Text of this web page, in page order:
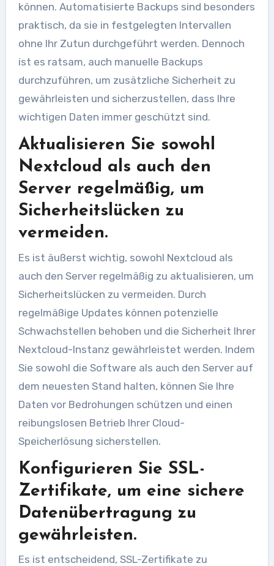
können. Automatisierte Backups sind besonders
praktisch, da sie in festgelegten Intervallen
ohne Ihr Zutun durchgeführt werden. Dennoch
ist es ratsam, auch manuelle Backups
durchzuführen, um zusätzliche Sicherheit zu
gewährleisten und sicherzustellen, dass Ihre
wichtigen Daten immer geschützt sind.
Aktualisieren Sie sowohl
Nextcloud als auch den
Server regelmäßig, um
Sicherheitslücken zu
vermeiden.
Es ist äußerst wichtig, sowohl Nextcloud als
auch den Server regelmäßig zu aktualisieren, um
Sicherheitslücken zu vermeiden. Durch
regelmäßige Updates können potenzielle
Schwachstellen behoben und die Sicherheit Ihrer
Nextcloud-Instanz gewährleistet werden. Indem
Sie sowohl die Software als auch den Server auf
dem neuesten Stand halten, können Sie Ihre
Daten vor Bedrohungen schützen und einen
reibungslosen Betrieb Ihrer Cloud-
Speicherlösung sicherstellen.
Konfigurieren Sie SSL-
Zertifikate, um eine sichere
Datenübertragung zu
gewährleisten.
Es ist entscheidend, SSL-Zertifikate zu